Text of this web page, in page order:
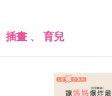
插畫 、 育兒